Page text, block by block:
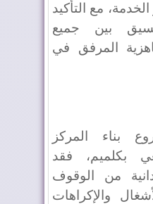
مع التأكيد
بين جميع
المرفق في
بناء المركز
بكلميم، فقد
من الوقوف
والإكراهات